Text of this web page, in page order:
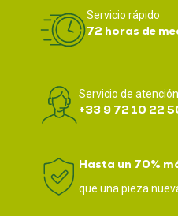
Servicio rápido
72 horas de
Servicio de
+33 9 72 10 22
Hasta un 70%
que una pieza